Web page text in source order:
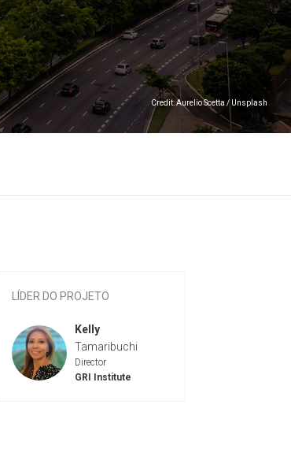
Credit: Aurelio Scetta / Unsplash
LÍDER DO PROJETO
Kelly
Tamaribuchi
Director
GRI Institute